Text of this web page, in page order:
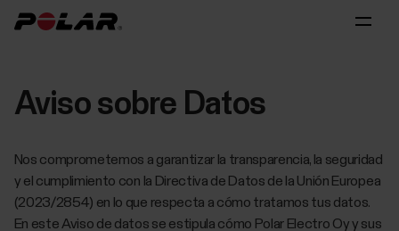
Aviso sobre Datos
Nos comprometemos a garantizar la transparencia, la seguridad
y el cumplimiento con la Directiva de Datos de la Unión Europea
(2023/2854) en lo que respecta a cómo tratamos tus datos.
En este Aviso de datos se estipula cómo Polar Electro Oy y sus